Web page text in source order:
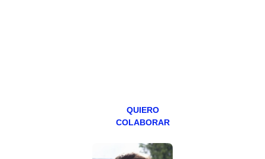
QUIERO
COLABORAR